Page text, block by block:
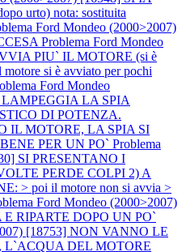
urto) nota: sostituita
Ford Mondeo (2000>2007)
Problema Ford Mondeo
PIU` IL MOTORE (si è
motore si è avviato per pochi
Ford Mondeo
LAMPEGGIA LA SPIA
DI POTENZA.
IL MOTORE, LA SPIA SI
PER UN PO` Problema
SI PRESENTANO I
PERDE COLPI 2) A
> poi il motore non si avvia >
Ford Mondeo (2000>2007)
E RIPARTE DOPO UN PO`
[18753] NON VANNO LE
DEL MOTORE